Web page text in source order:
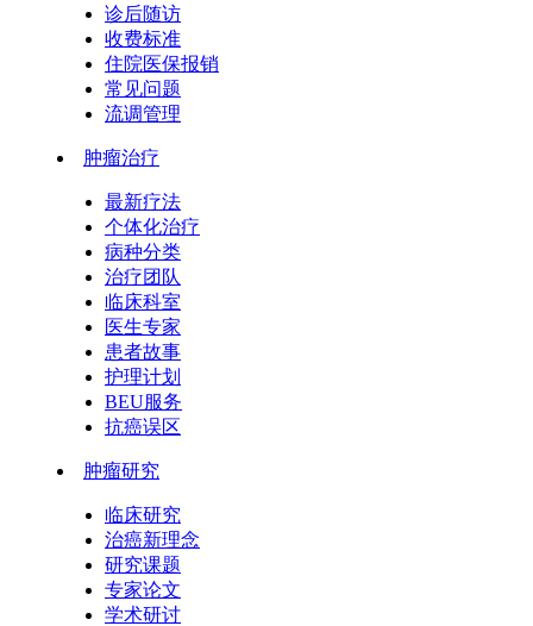
诊后随访
收费标准
住院医保报销
常见问题
流调管理
肿瘤治疗
最新疗法
个体化治疗
病种分类
治疗团队
临床科室
医生专家
患者故事
护理计划
BEU服务
抗癌误区
肿瘤研究
临床研究
治癌新理念
研究课题
专家论文
学术研讨